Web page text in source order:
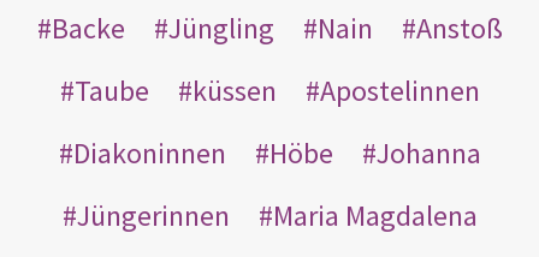
Backe
Jüngling Nain
Anstoß
Taube
küssen
Apostelinnen
Diakoninnen
Höbe
Johanna
Jüngerinnen
Maria Magdalena